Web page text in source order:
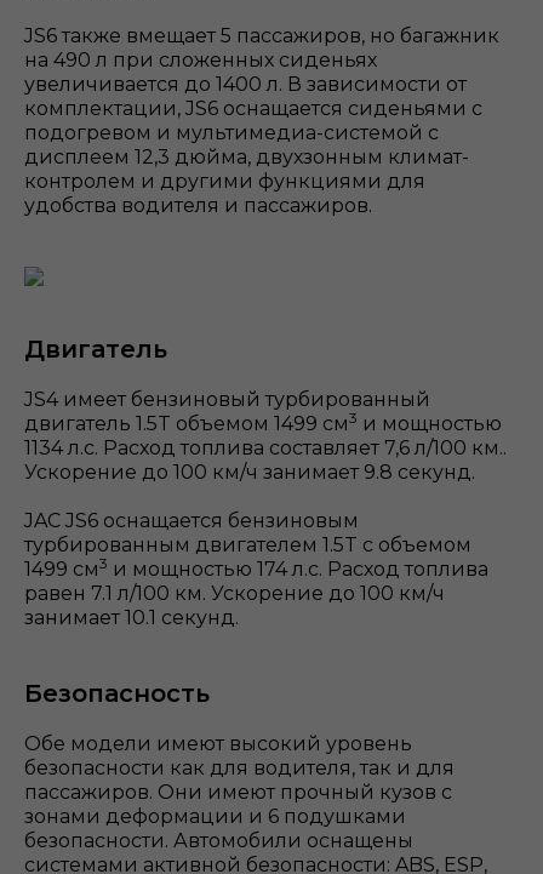
JS6 также вмещает 5 пассажиров, но багажник
на 490 л при сложенных сиденьях
увеличивается до 1400 л. В зависимости от
комплектации, JS6 оснащается сиденьями с
подогревом и мультимедиа-системой с
дисплеем 12,3 дюйма, двухзонным климат-
контролем и другими функциями для
удобства водителя и пассажиров.
Двигатель
JS4 имеет бензиновый турбированный
двигатель 1.5T объемом 1499 см3 и мощностью
1134 л.с. Расход топлива составляет 7,6 л/100 км..
Ускорение до 100 км/ч занимает 9.8 секунд.
JAC JS6 оснащается бензиновым
турбированным двигателем 1.5T с объемом
1499 см3 и мощностью 174 л.с. Расход топлива
равен 7.1 л/100 км. Ускорение до 100 км/ч
занимает 10.1 секунд.
Безопасность
Обе модели имеют высокий уровень
безопасности как для водителя, так и для
пассажиров. Они имеют прочный кузов с
зонами деформации и 6 подушками
безопасности. Автомобили оснащены
системами активной безопасности: ABS, ESP,